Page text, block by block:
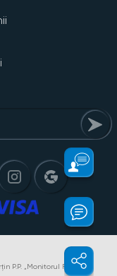
P.P. „Monitorul Fiscal